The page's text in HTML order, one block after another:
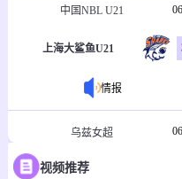
中国NBL U21
上海大鲨鱼U21
情报
乌兹女超
塔什干火车头女足
视频推荐